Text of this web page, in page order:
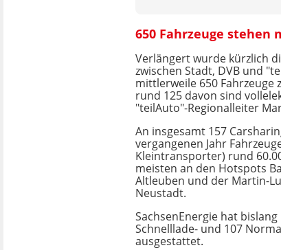
650 Fahrzeuge
Verlängert wurde kürzlich
zwischen Stadt, DVB und
mittlerweile 650 Fahrzeuge
rund 125 davon sind
"teilAuto"-Regionalleiter
An insgesamt 157
vergangenen Jahr
Kleintransporter) rund
meisten an den Hotspots
Altleuben und der Martin-
Neustadt.
SachsenEnergie hat
Schnelllade- und 107
ausgestattet.